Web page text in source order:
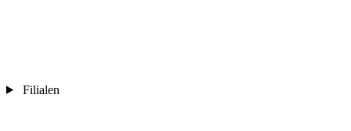
Filialen